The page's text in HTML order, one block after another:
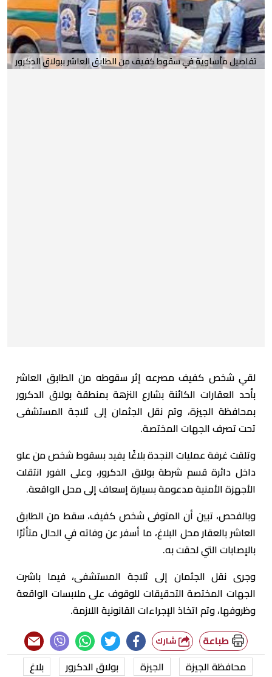
تفاصيل مأساوية في سقوط كفيف من الطابق العاشر ببولاق الدكرور
لقي شخص كفيف مصرعه إثر سقوطه من الطابق العاشر
بأحد العقارات الكائنة بشارع النزهة بمنطقة بولاق الدكرور
بمحافظة الجيزة، وتم نقل الجثمان إلى ثلاجة المستشفى
تحت تصرف الجهات المختصة.
وتلقت غرفة عمليات النجدة بلاغًا يفيد بسقوط شخص من علو
داخل دائرة قسم شرطة بولاق الدكرور، وعلى الفور انتقلت
الأجهزة الأمنية مدعومة بسيارة إسعاف إلى محل الواقعة.
وبالفحص، تبين أن المتوفى شخص كفيف، سقط من الطابق
العاشر بالعقار محل البلاغ، ما أسفر عن وفاته في الحال متأثرًا
بالإصابات التي لحقت به.
وجرى نقل الجثمان إلى ثلاجة المستشفى، فيما باشرت
الجهات المختصة التحقيقات للوقوف على ملابسات الواقعة
وظروفها، وتم اتخاذ الإجراءات القانونية اللازمة.
طباعة
محافظة الجيزة الجيزة بولاق الدكرور
بلاغ